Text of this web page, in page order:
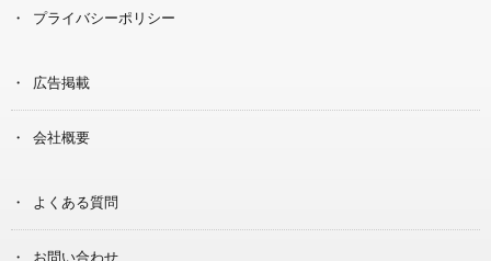
プライバシーポリシー
広告掲載
会社概要
よくある質問
お問い合わせ